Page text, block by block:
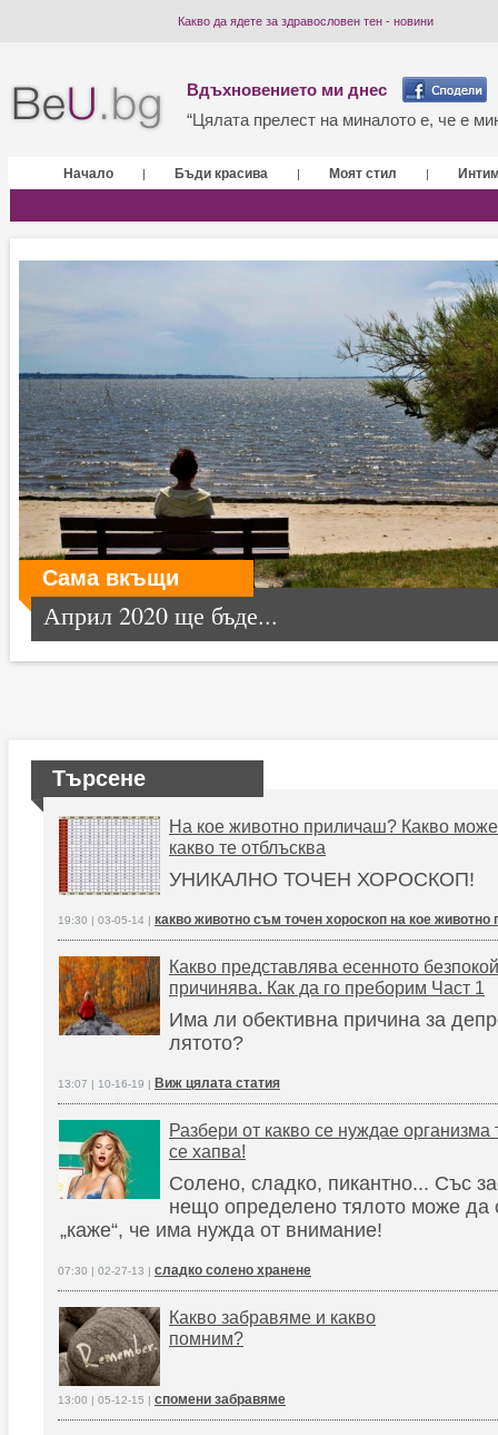
Какво да ядете за здравословен тен - новини
Вдъхновението ми днес
“Цялата прелест на миналото е, че е
Начало | Бъди красива | Моят стил |
Сама вкъщи
Април 2020 ще бъде...
Търсене
На кое животно приличаш? Какво
какво те отблъсква
УНИКАЛНО ТОЧЕН ХОРОСКОП!
19:30 | 03-05-14 | какво животно съм точен хороскоп на кое животно
Какво представлява есенното
причинява. Как да го преборим Част 1
Има ли обективна причина за
лятото?
13:07 | 10-16-19 | Виж цялата статия
Разбери от какво се нуждае организма
се хапва!
Солено, сладко, пикантно... Със
нещо определено тялото може да
„каже“, че има нужда от внимание!
07:30 | 02-27-13 | сладко солено хранене
Какво забравяме и какво
помним?
13:00 | 05-12-15 | спомени забравяме